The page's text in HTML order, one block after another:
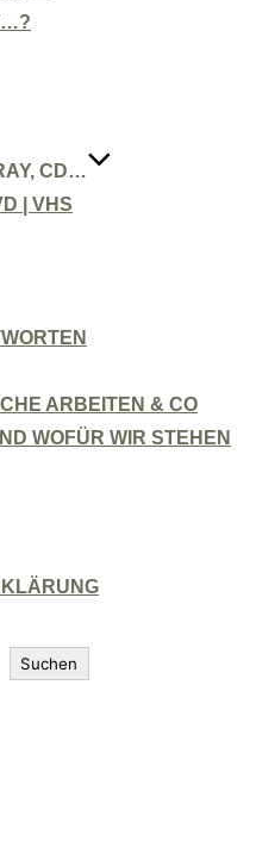
CD…
| VHS
ARBEITEN & CO
WOFÜR WIR STEHEN
Suchen